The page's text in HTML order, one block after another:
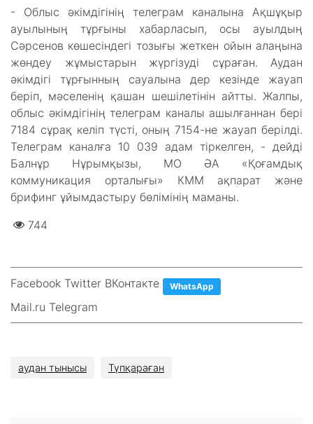
- Облыс әкімдігінің телеграм каналына Ақшұқыр
ауылының тұрғыны хабарласып, осы ауылдың
Сәрсенов көшесіндегі тозығы жеткен ойын алаңына
жөндеу жұмыстарын жүргізуді сұраған. Аудан
әкімдігі тұрғынның сауалына дер кезінде жауап
беріп, мәселенің қашан шешілетінін айтты. Жалпы,
облыс әкімдігінің телеграм каналы ашылғаннан бері
7184 сұрақ келіп түсті, оның 7154-не жауап берілді.
Телеграм каналға 10 039 адам тіркелген, - дейді
Балнұр Нұрымқызы, МО ӘА «Қоғамдық
коммуникация орталығы» КММ ақпарат және
брифинг ұйымдастыру бөлімінің маманы.
744
Facebook Twitter ВКонтакте WhatsApp
Mail.ru Telegram
аудан тынысы Түпқараған